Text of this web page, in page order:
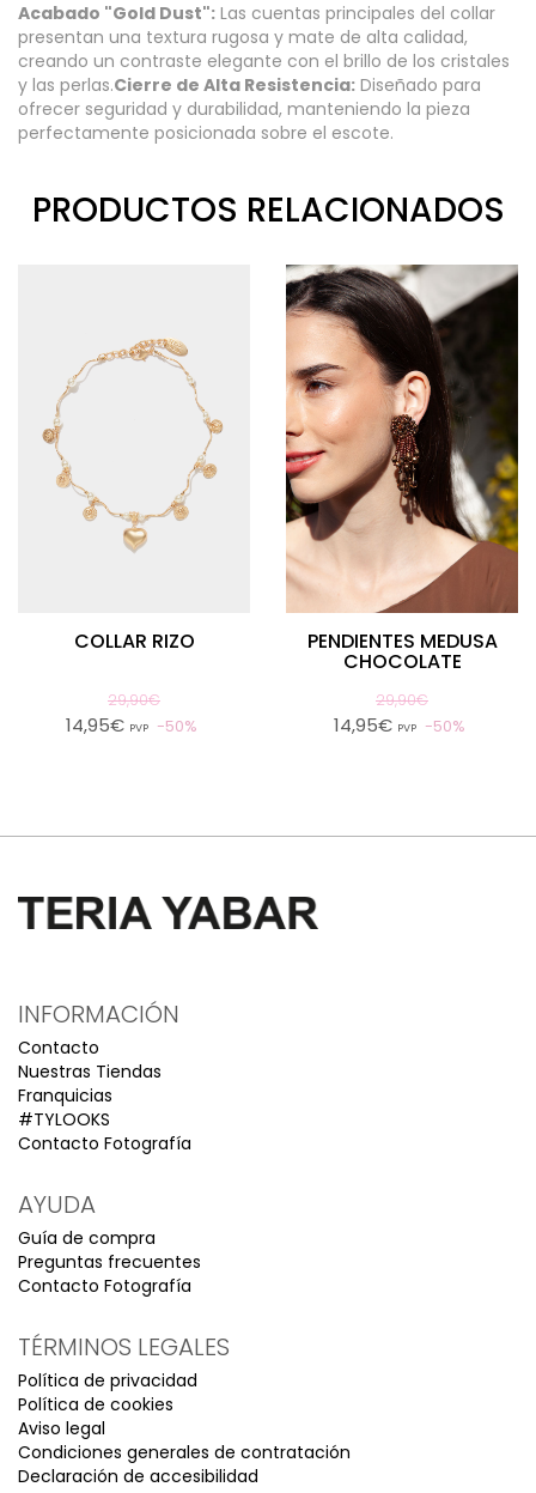
Acabado "Gold Dust": Las cuentas principales del collar
presentan una textura rugosa y mate de alta calidad,
creando un contraste elegante con el brillo de los cristales
y las perlas.Cierre de Alta Resistencia: Diseñado para
ofrecer seguridad y durabilidad, manteniendo la pieza
perfectamente posicionada sobre el escote.
PRODUCTOS RELACIONADOS
COLLAR RIZO
29,90€
14,95€ PVP 50%
PENDIENTES MEDUSA
CHOCOLATE
29,90€
14,95€ PVP 50%
INFORMACIÓN
Contacto
Nuestras Tiendas
Franquicias
#TYLOOKS
Contacto Fotografía
AYUDA
Guía de compra
Preguntas frecuentes
Contacto Fotografía
TÉRMINOS LEGALES
Política de privacidad
Política de cookies
Aviso legal
Condiciones generales de contratación
Declaración de accesibilidad